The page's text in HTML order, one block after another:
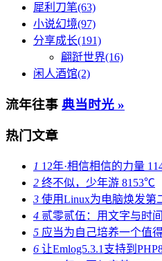
犀利刀笔(63)
小说幻境(97)
分享成长(191)
翩跹世界(16)
闲人酒馆(2)
流年往事 典当时光 »
热门文章
1 12年·相信相信的力量
2 终不似，少年游 8153℃
3 使用Linux为电脑焕发第
4 贰零贰伍：用文字与时
5 应当为自己培养一个值
6 让Emlog5.3.1支持到